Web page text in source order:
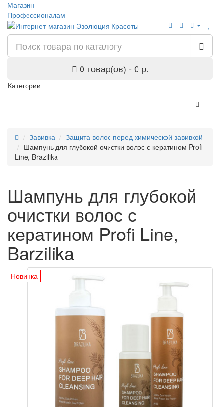
Магазин
Профессионалам
0 товар(ов) - 0 р.
Категории
Завивка
Защита волос перед химической завивкой
Шампунь для глубокой очистки волос с кератином Profi
Line, Brazilika
Шампунь для глубокой
очистки волос с
кератином Profi Line,
Barzilika
Новинка